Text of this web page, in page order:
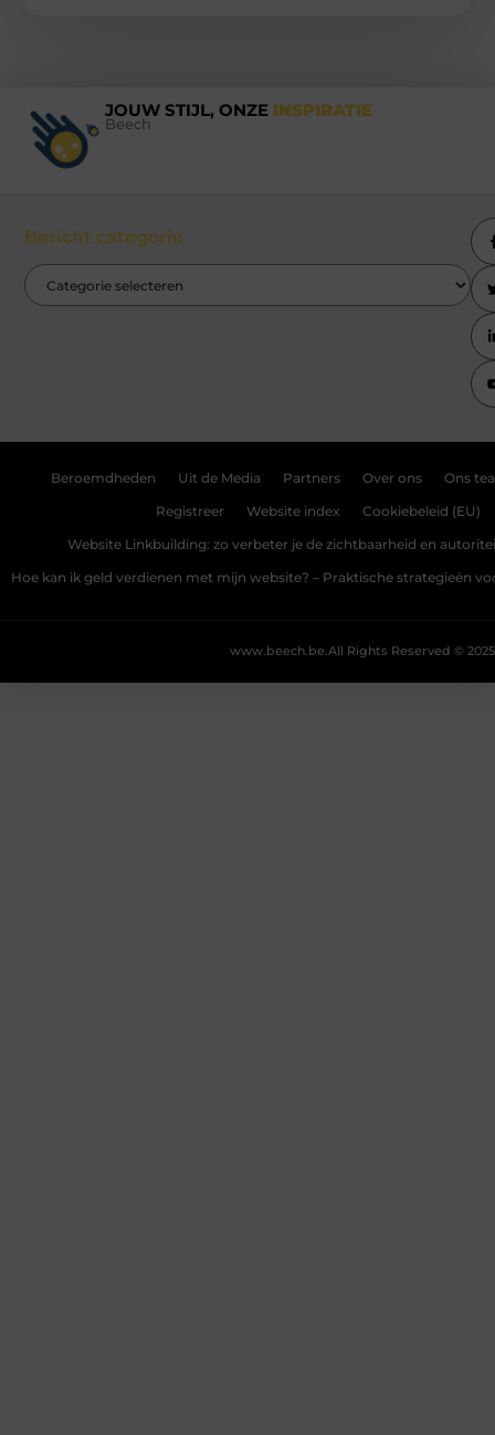
JOUW STIJL, ONZE INSPIRATIE
Beech
Bericht categorie
Beroemdheden Uit de Media Partners Over ons Ons
Registreer Website index Cookiebeleid (EU)
Website Linkbuilding: zo verbeter je de zichtbaarheid en
Hoe kan ik geld verdienen met mijn website? – Praktische strategieën
All Rights Reserved © 2025
www.beech.be.